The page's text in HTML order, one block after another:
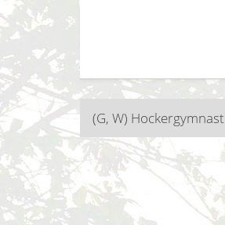
(G, W)